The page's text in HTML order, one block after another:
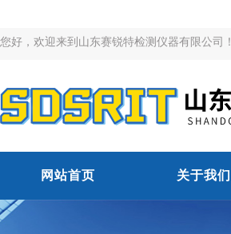
您好，欢迎来到山东赛锐特检测仪器有限公司！
网站首页 关于我们